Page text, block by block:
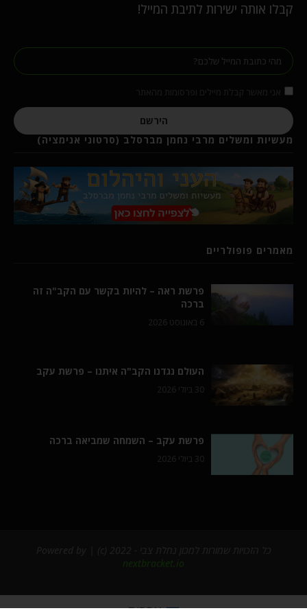
קבלו אותה ישירות לתיבת המייל!
הירשם
מעשיות ומשלים מרבי נחמן מברסלב (סרטוני אנימציה)
מאמרים פופולריים
פרשת ראה – להיות בקשר עם הקב"ה זה
ברכה
6 באוגוסט 2026
העולם נגדנו הקב"ה איתנו – פרשת עקב
30 ביולי 2026
פרשת עקב – השמחה שמביאה ברכה
30 ביולי 2026
nextbracket.io
עברית